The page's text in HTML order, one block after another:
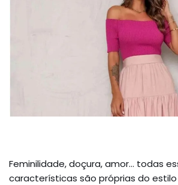
Feminilidade, doçura, amor… todas
características são próprias do